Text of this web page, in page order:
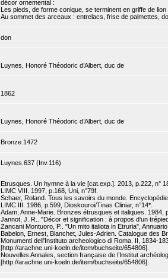
décor ornemental :
Les pieds, de forme conique, se terminent en griffe de
Au sommet des arceaux : entrelacs, frise de palmettes,
don
Luynes, Honoré Théodoric d’Albert, duc de
1862
Luynes, Honoré Théodoric d’Albert, duc de
Bronze.1472
Luynes.637 (Inv.116)
Etrusques. Un hymne à la vie [cat.exp.]. 2013, p.222, n°
LIMC VIII. 1997, p.168, Uni, n°79f.
Schaer, Roland. Tous les savoirs du monde.
LIMC III. 1986, p.599, Dioskouroi/Tinas Cliniar, n°14*.
Adam, Anne-Marie. Bronzes étrusques et italiques. 1984,
Jannot, J. R.. "Décor et signification : à propos d'un
Zancani Montuoro, P.. "Un mito italiota in Etruria",
Babelon, Ernest, Blanchet, Jules-Adrien. Catalogue des
Monumenti dell'Instituto archeologico di Roma. II, 1834-
[http://arachne.uni-koeln.de/item/buchseite/654806].
Nouvelles Annales, section française de l’Institut
[http://arachne.uni-koeln.de/item/buchseite/654806].